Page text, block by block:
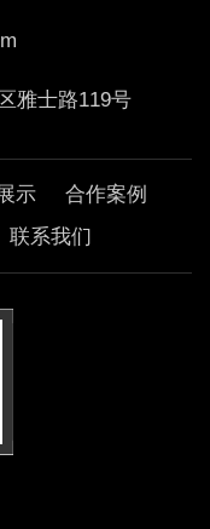
雅士路119号
示
合作案例
联系我们